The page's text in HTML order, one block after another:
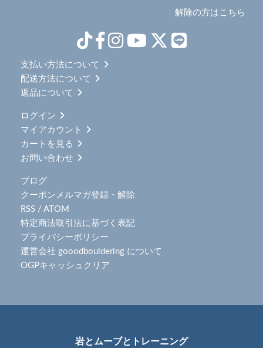
解除の方はこちら
支払い方法について
配送方法について
返品について
ログイン
マイアカウント
カートを見る
お問い合わせ
ブログ
クーポンメルマガ登録・解除
RSS / ATOM
特定商法取引法に基づく表記
プライバシーポリシー
運営会社 gooodbouldering について
OGPキャッシュクリア
岩とムーブとトレーニング